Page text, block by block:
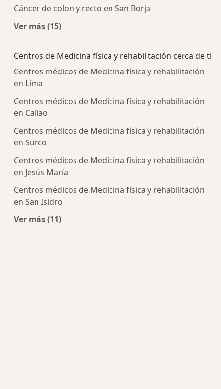
Cáncer de colon y recto en San Borja
Ver más (15)
Centros de Medicina física y rehabilitación cerca de ti
Centros médicos de Medicina física y rehabilitación
en Lima
Centros médicos de Medicina física y rehabilitación
en Callao
Centros médicos de Medicina física y rehabilitación
en Surco
Centros médicos de Medicina física y rehabilitación
en Jesús María
Centros médicos de Medicina física y rehabilitación
en San Isidro
Ver más (11)